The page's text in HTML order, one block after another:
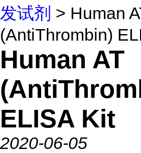
发试剂 > Human
(AntiThrombin)
Human AT
ELISA Kit
2020-06-05